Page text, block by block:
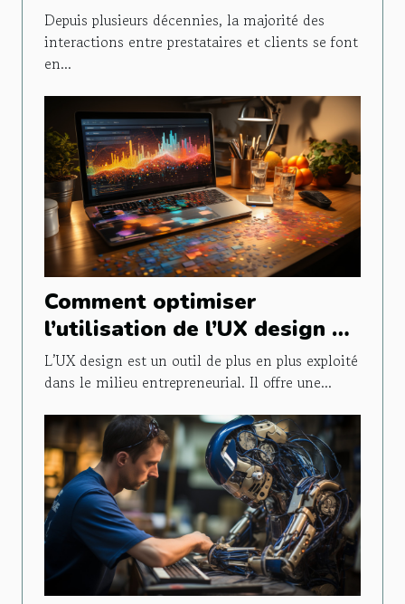
fonctionnement de son
entreprise
Depuis plusieurs décennies, la majorité des
interactions entre prestataires et clients se font
en...
Comment optimiser
l’utilisation de l’UX design en
entreprise ?
L’UX design est un outil de plus en plus exploité
dans le milieu entrepreneurial. Il offre une...